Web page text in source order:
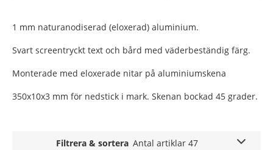
1 mm naturanodiserad (eloxerad) aluminium.
Svart screentryckt text och bård med väderbeständig färg.
Monterade med eloxerade nitar på aluminiumskena
350x10x3 mm för nedstick i mark. Skenan bockad 45 grader.
Filtrera & sortera Antal artiklar 47